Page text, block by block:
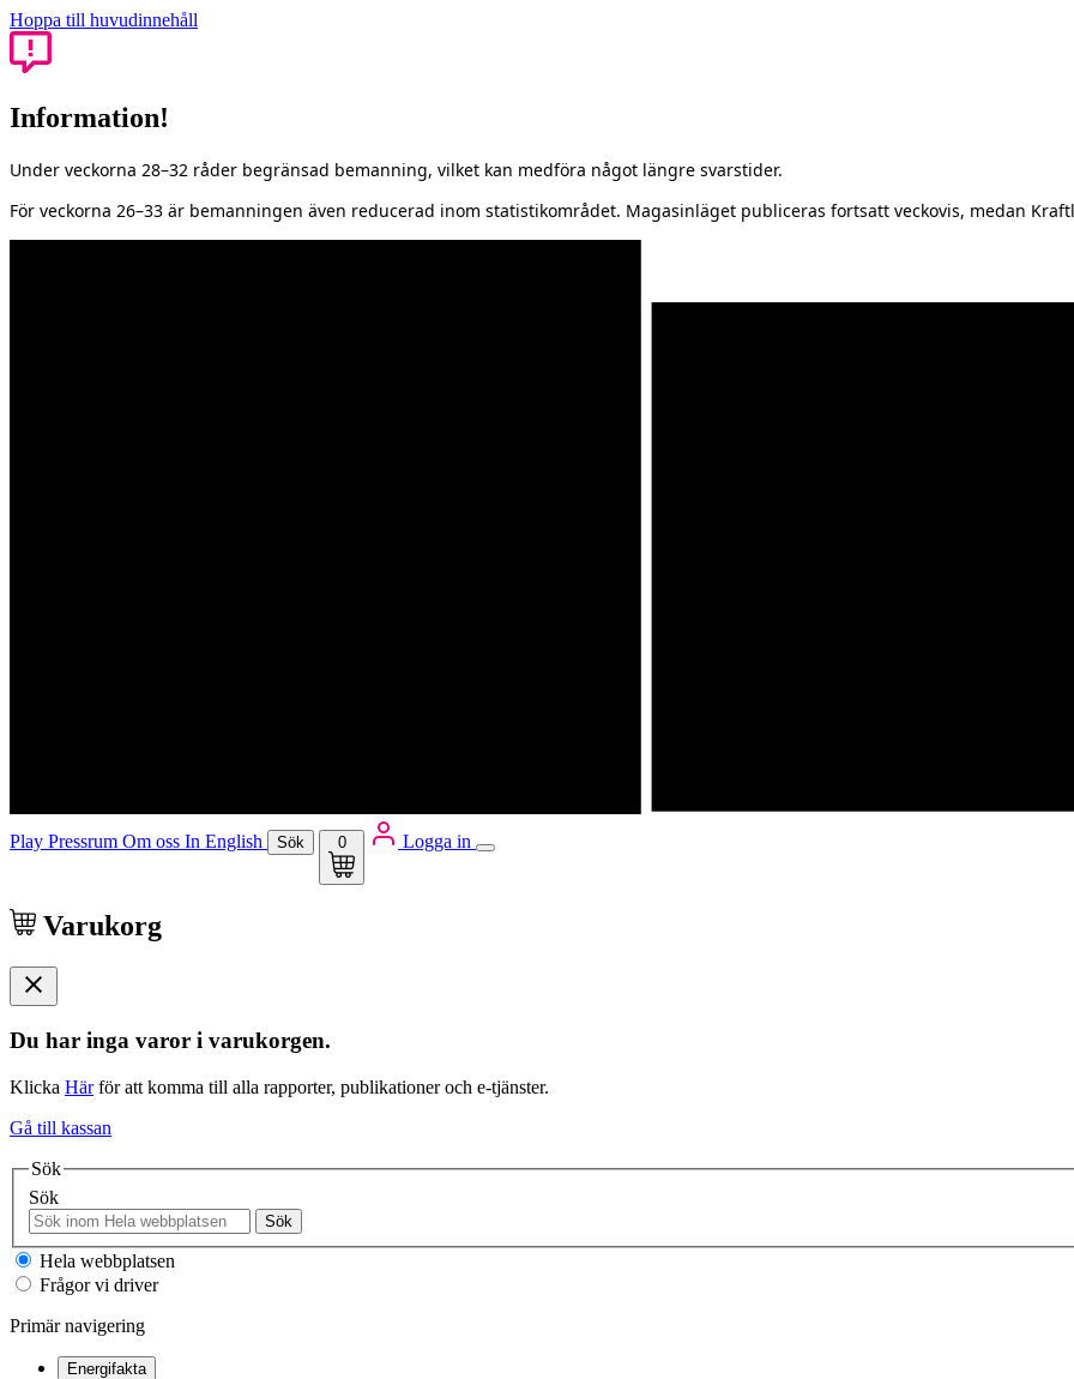
Hoppa till huvudinnehåll
Information!
Under veckorna 28–32 råder begränsad bemanning, vilket kan medföra något längre svarstider.
För veckorna 26–33 är bemanningen även reducerad inom statistikområdet. Magasinläget publiceras fortsatt veckovis, medan
Play Pressrum Om oss In English Sök 0 Logga in
Varukorg
Du har inga varor i varukorgen.
Klicka Härför att komma till alla rapporter, publikationer och e-tjänster.
Gå till kassan
Sök
Sök
Sök
Hela webbplatsen
Frågor vi driver
Primär navigering
Energifakta